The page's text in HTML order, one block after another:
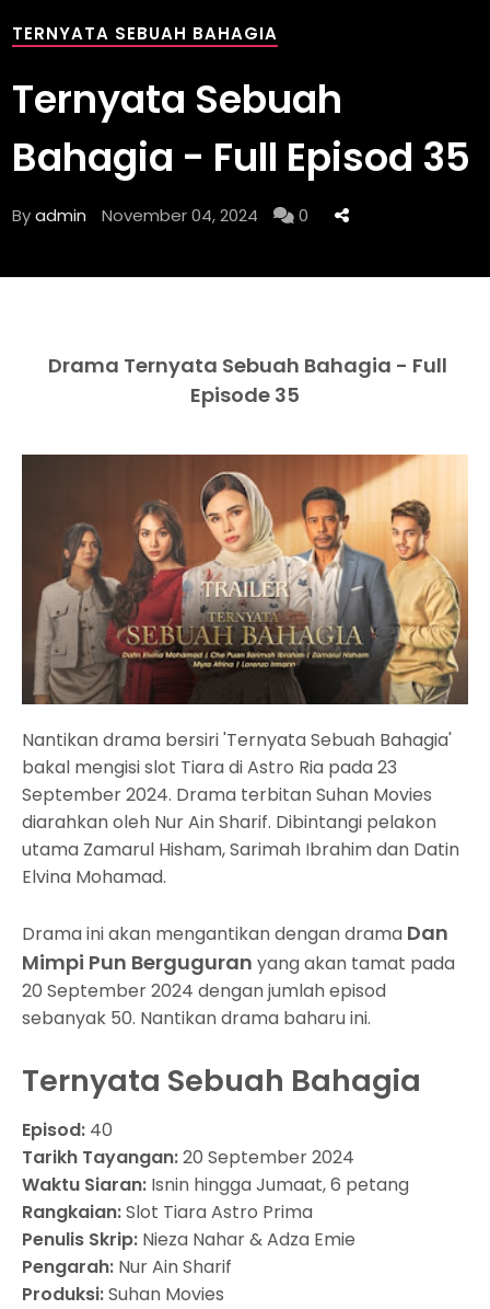
TERNYATA SEBUAH BAHAGIA
Ternyata Sebuah
Bahagia - Full Episod 35
Byadmin November 04, 2024 0
Drama Ternyata Sebuah Bahagia - Full
Episode 35
Nantikan drama bersiri 'Ternyata Sebuah Bahagia'
bakal mengisi slot Tiara di Astro Ria pada 23
September 2024. Drama terbitan Suhan Movies
diarahkan oleh Nur Ain Sharif. Dibintangi pelakon
utama Zamarul Hisham, Sarimah Ibrahim dan Datin
Elvina Mohamad.
Drama ini akan mengantikan dengan drama Dan
Mimpi Pun Berguguran yang akan tamat pada
20 September 2024 dengan jumlah episod
sebanyak 50. Nantikan drama baharu ini.
Ternyata Sebuah Bahagia
Episod: 40
Tarikh Tayangan:20 September 2024
Waktu Siaran: Isnin hingga Jumaat, 6 petang
Rangkaian:Slot Tiara Astro Prima
Penulis Skrip: Nieza Nahar & Adza Emie
Pengarah: Nur Ain Sharif
Produksi:Suhan Movies